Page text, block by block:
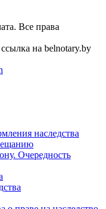
Все права
на belnotary.by
наследства
Очередность